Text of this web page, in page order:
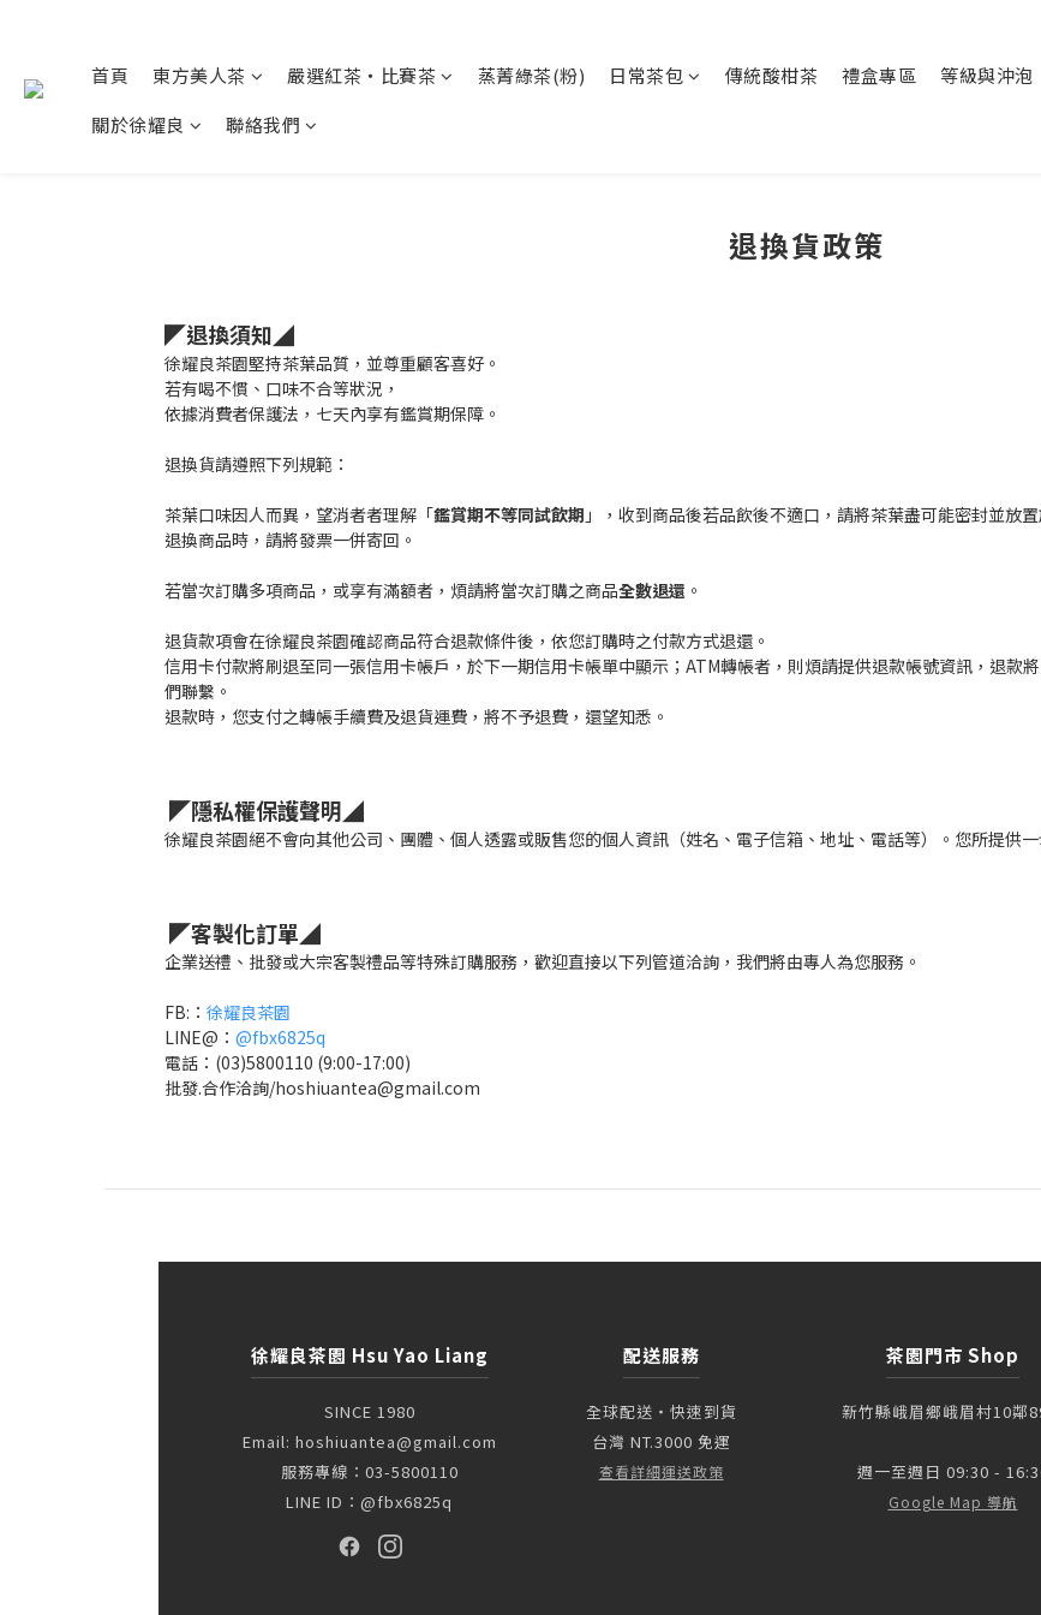
首頁 東方美人茶 嚴選紅茶・比賽茶 蒸菁綠茶(粉) 日常茶包 傳統酸柑茶 禮盒專區 等級與沖泡
關於徐耀良
聯絡我們
退換貨政策
◤退換須知◢
徐耀良茶園堅持茶葉品質，並尊重顧客喜好。
若有喝不慣、口味不合等狀況，
依據消費者保護法，七天內享有鑑賞期保障。
退換貨請遵照下列規範：
茶葉口味因人而異，望消者者理解「鑑賞期不等同試飲期 」，收到商品後若品飲後不適口，請將茶葉盡可能密封並放
退換商品時，請將發票一併寄回。
若當次訂購多項商品，或享有滿額者，煩請將當次訂購之商品全數退還 。
退貨款項會在徐耀良茶園確認商品符合退款條件後，依您訂購時之付款方式退還。
信用卡付款將刷退至同一張信用卡帳戶，於下一期信用卡帳單中顯示；ATM轉帳者，則煩請提供退款帳號資訊，退款
們聯繫。
退款時，您支付之轉帳手續費及退貨運費，將不予退費，還望知悉。
◤隱私權保護聲明◢
徐耀良茶園絕不會向其他公司、團體、個人透露或販售您的個人資訊（姓名、電子信箱、地址、電話等）。您所提供
◤客製化訂單◢
企業送禮、批發或大宗客製禮品等特殊訂購服務，歡迎直接以下列管道洽詢，我們將由專人為您服務。
FB:： 徐耀良茶園
LINE@： @fbx6825q
電話：(03)5800110 (9:00-17:00)
批發.合作洽詢/hoshiuantea@gmail.com
徐耀良茶園 Hsu Yao Liang
SINCE 1980
Email: hoshiuantea@gmail.com
服務專線：03-5800110
LINE ID：@fbx6825q
配送服務
全球配送・快速到貨
台灣 NT.3000 免運
查看詳細運送政策
茶園門市 Shop
新竹縣峨眉鄉峨眉村10鄰
週一至週日 09:30 -
Google Map 導航